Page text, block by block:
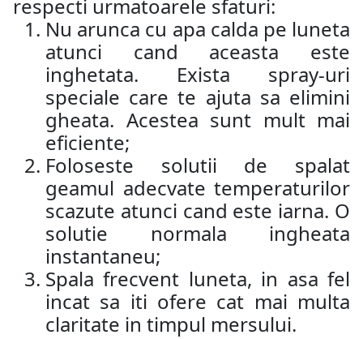
respecti urmatoarele sfaturi:
Nu arunca cu apa calda pe luneta
atunci cand aceasta este
inghetata. Exista spray-uri
speciale care te ajuta sa elimini
gheata. Acestea sunt mult mai
eficiente;
Foloseste solutii de spalat
geamul adecvate temperaturilor
scazute atunci cand este iarna. O
solutie normala ingheata
instantaneu;
Spala frecvent luneta, in asa fel
incat sa iti ofere cat mai multa
claritate in timpul mersului.